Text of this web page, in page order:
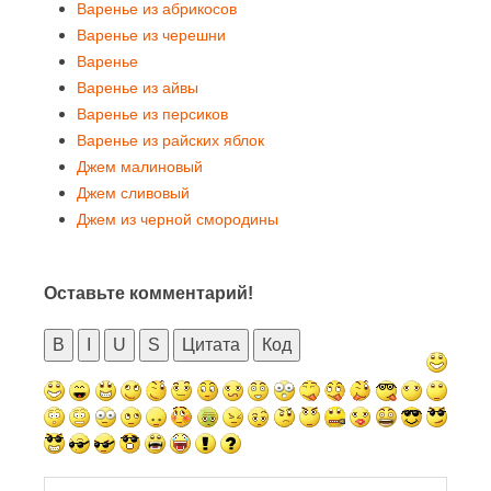
Варенье из абрикосов
Варенье из черешни
Варенье
Варенье из айвы
Варенье из персиков
Варенье из райских яблок
Джем малиновый
Джем сливовый
Джем из черной смородины
Оставьте комментарий!
B U S Цитата Код